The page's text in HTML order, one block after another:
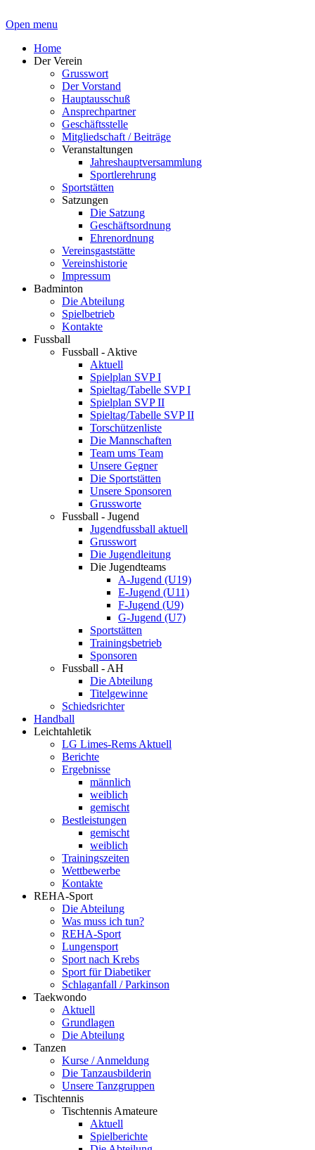
Open menu
Home
Der Verein
Grusswort
Der Vorstand
Hauptausschuß
Ansprechpartner
Geschäftsstelle
Mitgliedschaft / Beiträge
Veranstaltungen
Jahreshauptversammlung
Sportlerehrung
Sportstätten
Satzungen
Die Satzung
Geschäftsordnung
Ehrenordnung
Vereinsgaststätte
Vereinshistorie
Impressum
Badminton
Die Abteilung
Spielbetrieb
Kontakte
Fussball
Fussball - Aktive
Aktuell
Spielplan SVP I
Spieltag/Tabelle SVP I
Spielplan SVP II
Spieltag/Tabelle SVP II
Torschützenliste
Die Mannschaften
Team ums Team
Unsere Gegner
Die Sportstätten
Unsere Sponsoren
Grussworte
Fussball - Jugend
Jugendfussball aktuell
Grusswort
Die Jugendleitung
Die Jugendteams
A-Jugend (U19)
E-Jugend (U11)
F-Jugend (U9)
G-Jugend (U7)
Sportstätten
Trainingsbetrieb
Sponsoren
Fussball - AH
Die Abteilung
Titelgewinne
Schiedsrichter
Handball
Leichtahletik
LG Limes-Rems Aktuell
Berichte
Ergebnisse
männlich
weiblich
gemischt
Bestleistungen
gemischt
weiblich
Trainingszeiten
Wettbewerbe
Kontakte
REHA-Sport
Die Abteilung
Was muss ich tun?
REHA-Sport
Lungensport
Sport nach Krebs
Sport für Diabetiker
Schlaganfall / Parkinson
Taekwondo
Aktuell
Grundlagen
Die Abteilung
Tanzen
Kurse / Anmeldung
Die Tanzausbilderin
Unsere Tanzgruppen
Tischtennis
Tischtennis Amateure
Aktuell
Spielberichte